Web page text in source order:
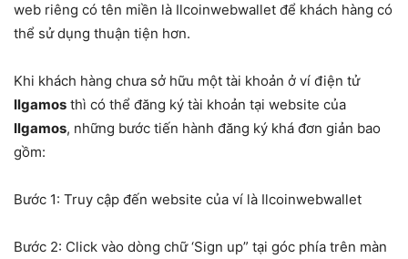
web riêng có tên miền là Ilcoinwebwallet để khách hàng có
thể sử dụng thuận tiện hơn.
Khi khách hàng chưa sở hữu một tài khoản ở ví điện tử
Ilgamos thì có thể đăng ký tài khoản tại website của
Ilgamos, những bước tiến hành đăng ký khá đơn giản bao
gồm:
Bước 1: Truy cập đến website của ví là Ilcoinwebwallet
Bước 2: Click vào dòng chữ ‘Sign up” tại góc phía trên màn